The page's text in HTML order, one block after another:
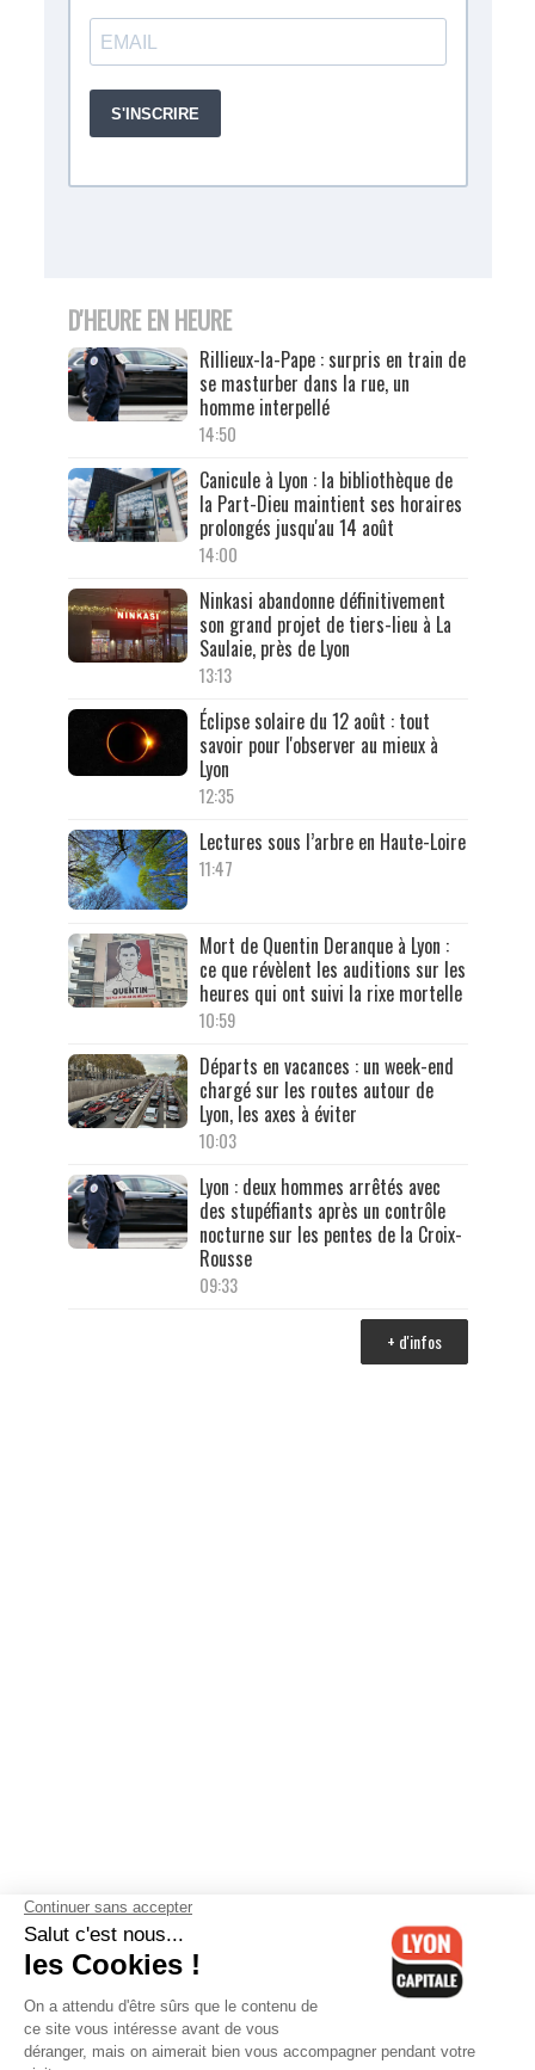
D'HEURE EN HEURE
Rillieux-la-Pape : surpris en train de
se masturber dans la rue, un
homme interpellé
14:50
Canicule à Lyon : la bibliothèque de
la Part-Dieu maintient ses horaires
prolongés jusqu'au 14 août
14:00
Ninkasi abandonne définitivement
son grand projet de tiers-lieu à La
Saulaie, près de Lyon
13:13
Éclipse solaire du 12 août : tout
savoir pour l'observer au mieux à
Lyon
12:35
Lectures sous l’arbre en Haute-Loire
11:47
Mort de Quentin Deranque à Lyon :
ce que révèlent les auditions sur les
heures qui ont suivi la rixe mortelle
10:59
Départs en vacances : un week-end
chargé sur les routes autour de
Lyon, les axes à éviter
10:03
Lyon : deux hommes arrêtés avec
des stupéfiants après un contrôle
nocturne sur les pentes de la Croix-
Rousse
09:33
+ d'infos